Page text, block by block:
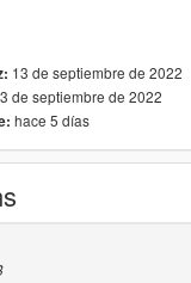
13 de septiembre de 2022
de septiembre de 2022
hace 5 días